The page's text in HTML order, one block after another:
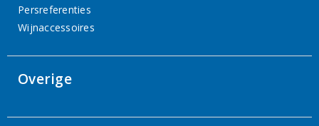
Persreferenties
Wijnaccessoires
Overige